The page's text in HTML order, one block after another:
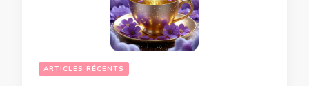
ARTICLES RÉCENTS